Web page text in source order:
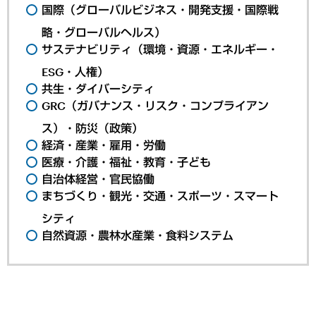
国際（グローバルビジネス・開発支援・国際戦
略・グローバルヘルス）
サステナビリティ（環境・資源・エネルギー・
ESG・人権）
共生・ダイバーシティ
GRC（ガバナンス・リスク・コンプライアン
ス）・防災（政策）
経済・産業・雇用・労働
医療・介護・福祉・教育・子ども
自治体経営・官民協働
まちづくり・観光・交通・スポーツ・スマート
シティ
自然資源・農林水産業・食料システム